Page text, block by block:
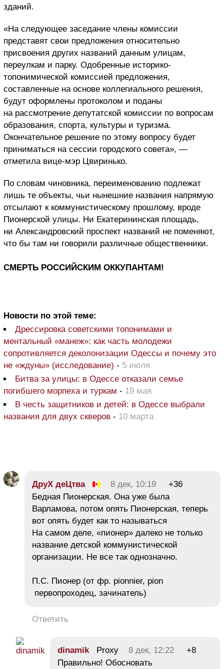
зданий.
«На следующее заседание члены комиссии
представят свои предложения относительно
присвоения других названий данным улицам,
переулкам и парку. Одобренные историко-
топонимической комиссией предложения,
составленные на основе коллегиального решения,
будут оформлены протоколом и поданы
на рассмотрение депутатской комиссии по вопросам
образования, спорта, культуры и туризма.
Окончательное решение по этому вопросу будет
приниматься на сессии городского совета», —
отметила вице-мэр Цвиринько.
По словам чиновника, переименованию подлежат
лишь те объекты, чьи нынешние названия напрямую
отсылают к коммунистическому прошлому, вроде
Пионерской улицы. Ни Екатерининская площадь,
ни Александровский проспект названий не поменяют,
что бы там ни говорили различные общественники.
СМЕРТЬ РОССИЙСКИМ ОККУПАНТАМ!
Новости по этой теме:
Дрессировка советскими топонимами и
ментальный «манеж»: как часть молодежи
сопротивляется деколонизации Одессы и почему это
не «ждуны» (исследование) - 5 июля
Битва за улицы: в Одессе отказали семье
погибшего морпеха и туркам - 19 мая
В честь защитников и детей: в Одессе выбрали
названия для двух скверов - 10 марта
ДруХ деЦтва 8 дек, 10:19
+36
Бедная Пионерская. Она уже была
Варламова, потом опять Пионерская, теперь
вот опять будет как то называться
На самом деле, «пионер» далеко не только
название детской коммунистической
организации. Не все так однозначно.
П.С. Пионер (от фр. pionnier, pion
первопроходец, зачинатель)
Ответить
dinamik Proxy 8 дек, 12:22
+8
Правильно! Обосновать